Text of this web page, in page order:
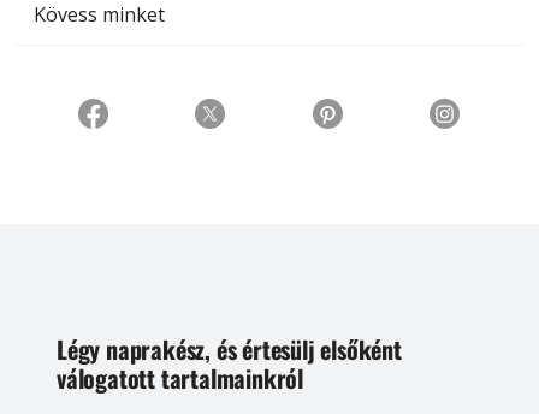
Kövess minket
Légy naprakész, és értesülj elsőként
válogatott tartalmainkról